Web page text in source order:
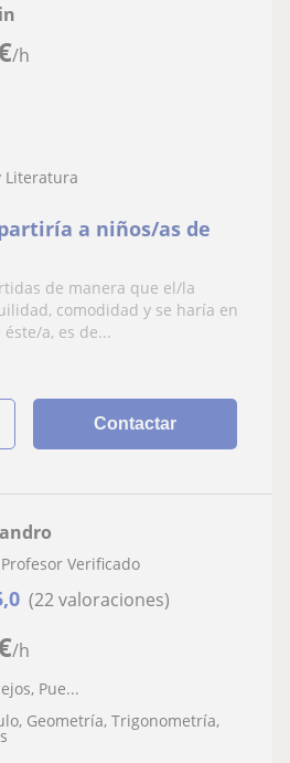
/h
Literatura
a niños/as de
de manera que el/la
comodidad y se haría en
a, es de...
Contactar
/h
Profesor Verificado
(22 valoraciones)
Pue...
Geometría, Trigonometría,